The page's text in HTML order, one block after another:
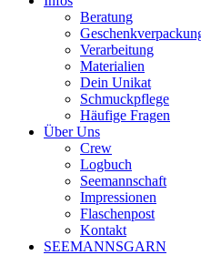
Beratung
Verarbeitung
Materialien
Dein Unikat
Schmuckpflege
Häufige Fragen
Über Uns
Crew
Logbuch
Seemannschaft
Impressionen
Flaschenpost
Kontakt
SEEMANNSGARN